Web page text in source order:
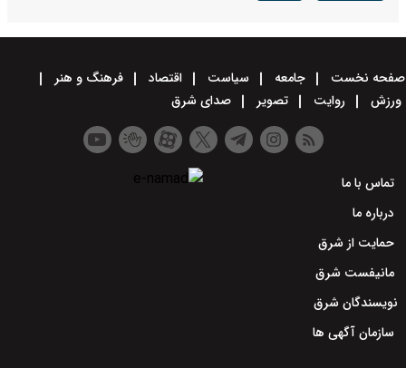
صفحه نخست جامعه سیاست اقتصاد
فرهنگ و هنر
ورزش
روایت تصویر صدای شرق
تماس با ما
درباره ما
حمایت از شرق
مانیفست شرق
نویسندگان شرق
سازمان آگهی ها